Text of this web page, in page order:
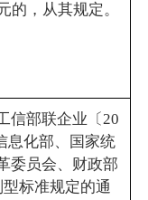
的，从其规定。
信部联企业〔20
息化部、国家统
委员会、财政部
标准规定的通